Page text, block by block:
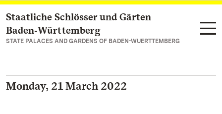
Navigate to main page
Staatliche Schlösser und Gärten
Baden‑Württemberg
STATE PALACES AND GARDENS OF BADEN-WUERTTEMBERG
Monday, 21 March 2022